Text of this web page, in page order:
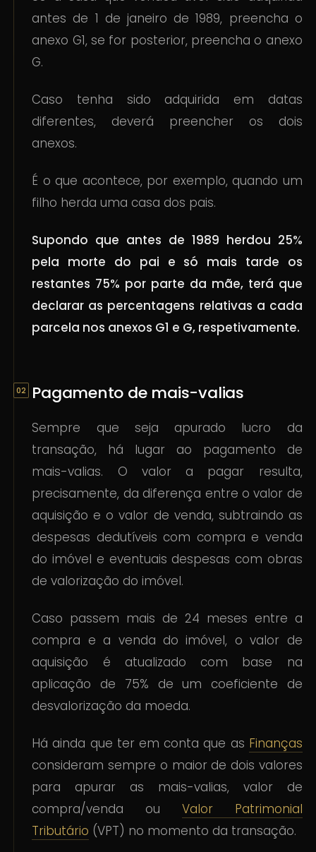
antes de 1 de janeiro de 1989, preencha o
anexo G1, se for posterior, preencha o anexo
G.
Caso tenha sido adquirida em datas
diferentes, deverá preencher os dois
anexos.
É o que acontece, por exemplo, quando um
filho herda uma casa dos pais.
Supondo que antes de 1989 herdou 25%
pela morte do pai e só mais tarde os
restantes 75% por parte da mãe, terá que
declarar as percentagens relativas a cada
parcela nos anexos G1 e G, respetivamente.
Pagamento de mais-valias
Sempre que seja apurado lucro da
transação, há lugar ao pagamento de
mais-valias. O valor a pagar resulta,
precisamente, da diferença entre o valor de
aquisição e o valor de venda, subtraindo as
despesas dedutíveis com compra e venda
do imóvel e eventuais despesas com obras
de valorização do imóvel.
Caso passem mais de 24 meses entre a
compra e a venda do imóvel, o valor de
aquisição é atualizado com base na
aplicação de 75% de um coeficiente de
desvalorização da moeda.
Há ainda que ter em conta que as Finanças
consideram sempre o maior de dois valores
para apurar as mais-valias, valor de
compra/venda ou Valor Patrimonial
Tributário (VPT) no momento da transação.